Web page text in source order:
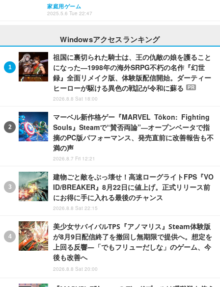
家庭用ゲーム
2025.5.6 Tue 22:47
Windowsアクセスランキング
祖国に裏切られた騎士は、王の仇敵の娘を護ること
になった―1998年の海外SRPG不朽の名作『幻世
録』全面リメイク版、体験版配信開始。ダーティー
ヒーローが駆ける異色の戦記が令和に蘇る
PR
2026.8.8 Sat 18:00
マーベル新作格ゲー『MARVEL Tōkon: Fighting
Souls』Steamで“賛否両論”―オープンベータで指
摘のPC版パフォーマンス、発売直前に改善報告も不
満の声
2026.8.7 Fri 12:21
建物ごと敵をぶっ壊せ！高速ローグライトFPS『VO
ID/BREAKER』8月22日に値上げ。正式リリース前
にお得に手に入れる最後のチャンス
2026.8.8 Sat 22:15
美少女サバイバルTPS『アノマリス』Steam体験版
が8月9日配信終了を撤回し無期限で提供へ。想定を
上回る反響―「でもフリューだしな」のゲーム、今
後も改善へ
2026.8.8 Sat 20:00